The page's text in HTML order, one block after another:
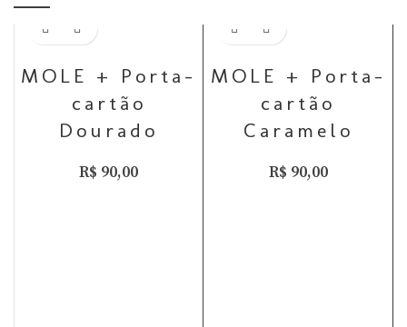
MOLE + Porta-
cartão
Dourado
R$ 90,00
MOLE + Porta-
cartão
Caramelo
R$ 90,00